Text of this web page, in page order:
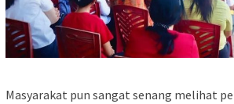
Masyarakat pun sangat senang melihat